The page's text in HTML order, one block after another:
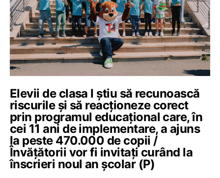
Elevii de clasa I știu să recunoască
riscurile și să reacționeze corect
prin programul educațional care, în
cei 11 ani de implementare, a ajuns
la peste 470.000 de copii /
Învățătorii vor fi invitați curând la
înscrieri noul an școlar (P)